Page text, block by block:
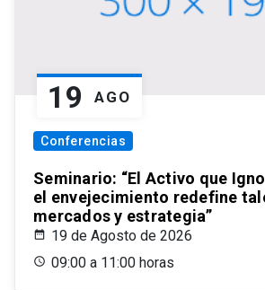
19 AGO
Conferencias
Seminario: “El Activo que
el envejecimiento redefine
mercados y estrategia”
19 de Agosto de 2026
09:00 a 11:00 horas